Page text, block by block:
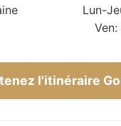
Lun-
Ven:
l'itinéraire